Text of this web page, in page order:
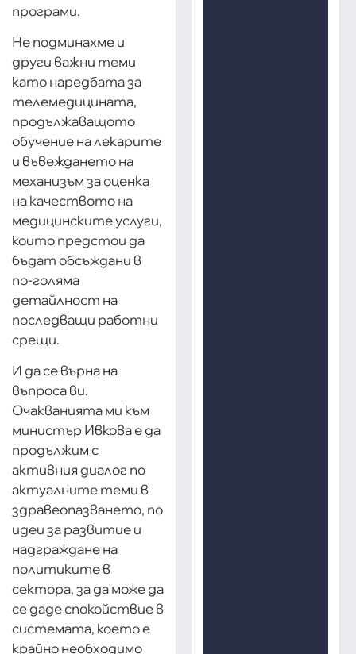
програми.
Не подминахме и
други важни теми
като наредбата за
телемедицината,
продължаващото
обучение на лекарите
и въвеждането на
механизъм за оценка
на качеството на
медицинските услуги,
които предстои да
бъдат обсъждани в
по-голяма
детайлност на
последващи работни
срещи.
И да се върна на
въпроса ви.
Очакванията ми към
министър Ивкова е да
продължим с
активния диалог по
актуалните теми в
здравеопазването, по
идеи за развитие и
надграждане на
политиките в
сектора, за да може да
се даде спокойствие в
системата, което е
крайно необходимо